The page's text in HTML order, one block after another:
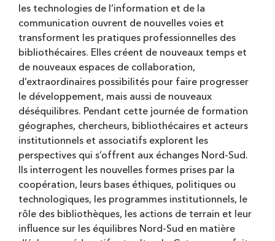
les technologies de l’information et de la
communication ouvrent de nouvelles voies et
transforment les pratiques professionnelles des
bibliothécaires. Elles créent de nouveaux temps et
de nouveaux espaces de collaboration,
d’extraordinaires possibilités pour faire progresser
le développement, mais aussi de nouveaux
déséquilibres. Pendant cette journée de formation
géographes, chercheurs, bibliothécaires et acteurs
institutionnels et associatifs explorent les
perspectives qui s’offrent aux échanges Nord-Sud.
Ils interrogent les nouvelles formes prises par la
coopération, leurs bases éthiques, politiques ou
technologiques, les programmes institutionnels, le
rôle des bibliothèques, les actions de terrain et leur
influence sur les équilibres Nord-Sud en matière